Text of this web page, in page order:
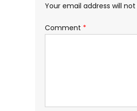
Your email address will
Comment *